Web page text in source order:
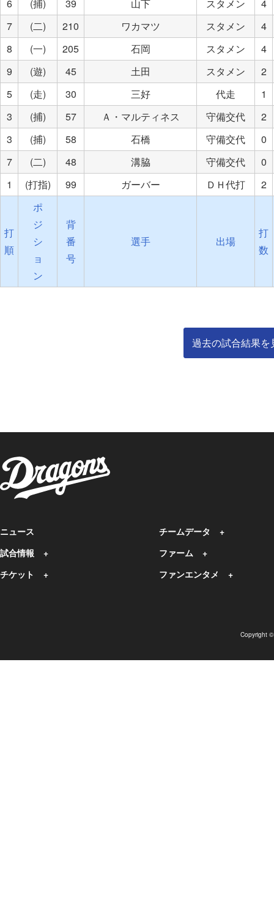
6
(捕) 39 山下 スタメン
4
7
(二) 210 ワカマツ スタメン
4
8
(一) 205 石岡 スタメン
4
9
(遊) 45 土田 スタメン
2
5
(走) 30 三好 代走
1
3
(捕) 57 Ａ・マルティネス 守備交代
2
3
(捕) 58 石橋 守備交代
0
7
(二) 48 溝脇 守備交代
0
1
(打指) 99 ガーバー ＤＨ代打 2
打
順
ポ
ジ
シ
ョ
ン
背
番
号
選手 出場
打
数
過去の試合結果
ニュース
試合情報
チケット
チームデータ
ファーム
ファンエンタメ
Copyright